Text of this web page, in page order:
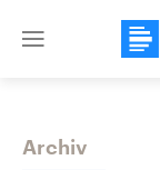
Close
Archiv